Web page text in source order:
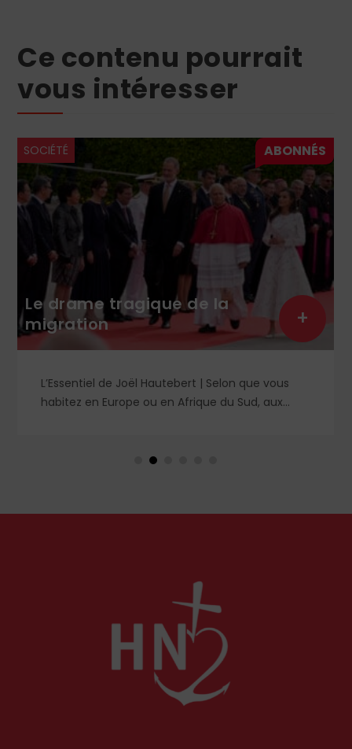
Ce contenu pourrait
vous intéresser
SOCIÉTÉ
Le drame tragique de la
migration
L’Essentiel de Joël Hautebert | Selon que vous
habitez en Europe ou en Afrique du Sud, aux
événements aux Pays-Bas ou en Irlande
comme l'a rappelé Léon XIV récemment.
+